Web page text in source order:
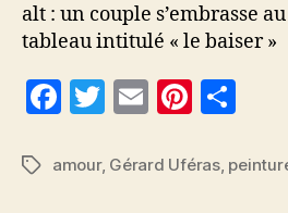
alt : un couple s’embrasse
tableau intitulé « le baiser »
F
c
T
itt
E
ai
Pi
er rt
Étiquettes
amour, Gérard Uféras,